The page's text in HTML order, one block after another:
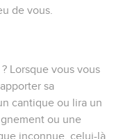
de vous.
Lorsque vous vous
sa
cantique ou lira un
ou une
inconnue, celui-là